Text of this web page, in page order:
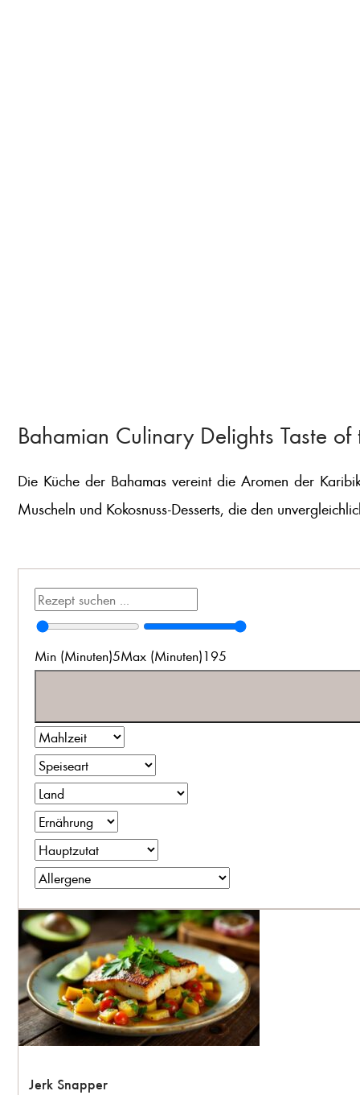
Bahamian Culinary Delights Taste of
Die Küche der Bahamas vereint die Aromen der
Muscheln und Kokosnuss-Desserts, die den
Min (Minuten)5Max (Minuten)195
Jerk Snapper